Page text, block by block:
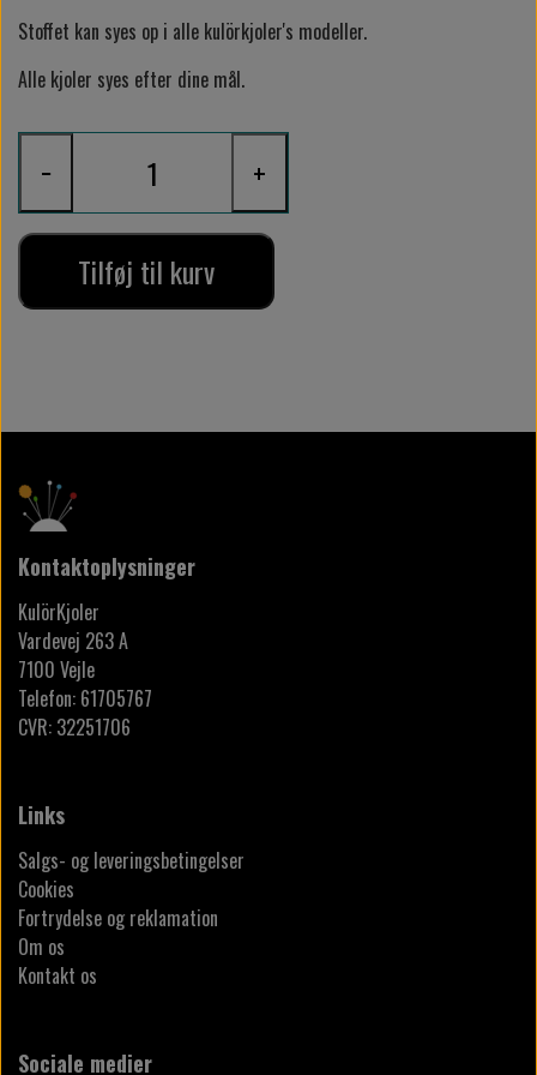
Stoffet kan syes op i alle kulörkjoler's modeller.
Alle kjoler syes efter dine mål.
− +
Tilføj til kurv
Kontaktoplysninger
KulörKjoler
Vardevej 263 A
7100 Vejle
Telefon: 61705767
CVR: 32251706
Links
Salgs- og leveringsbetingelser
Cookies
Fortrydelse og reklamation
Om os
Kontakt os
Sociale medier